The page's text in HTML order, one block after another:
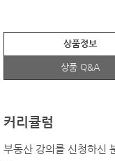
상품정보
상품 Q&A
커리큘럼
부동산 강의를 신청하신